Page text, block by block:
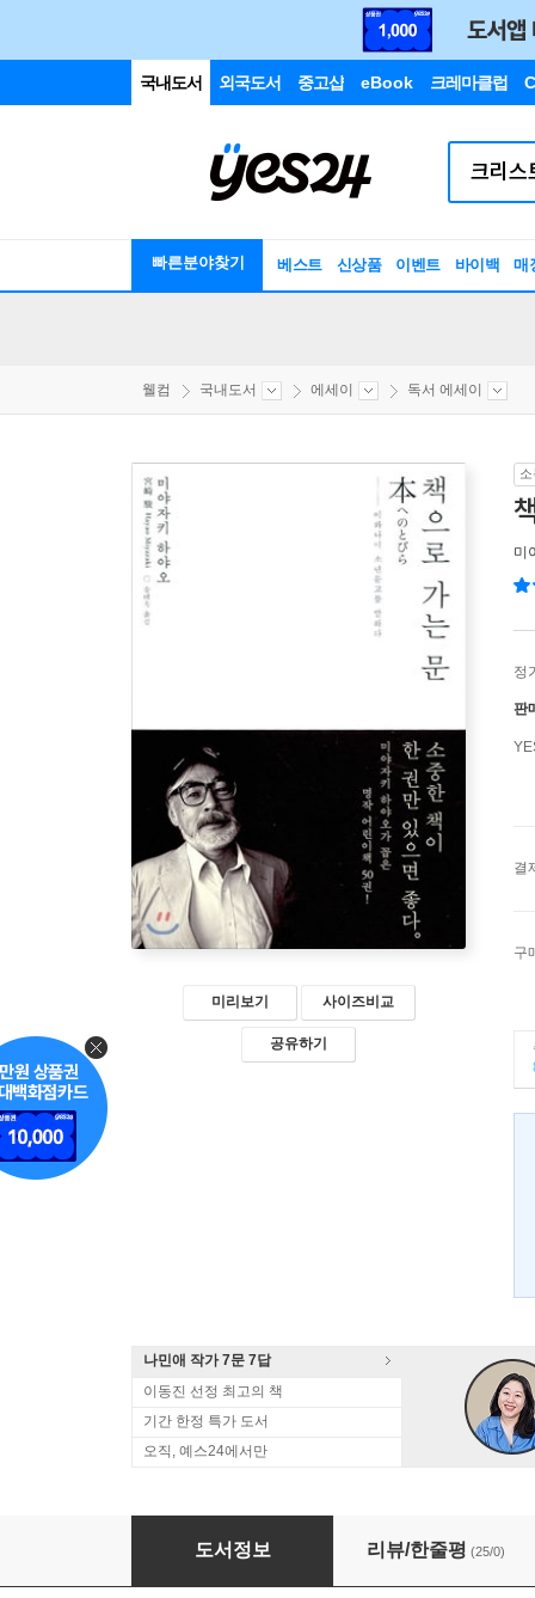
국내도서 외국도서 중고샵 eBook 크레마클럽
빠른분야찾기 베스트 신상품 이벤트 바이백 매
웰컴 국내도서 에세이 독서 에세이
미리보기 사이즈비교
공유하기
미
정
판
결
구
나민애 작가 7문 7답
이동진 선정 최고의 책
기간 한정 특가 도서
오직, 예스24에서만
책으로 가는 문
도서정보 리뷰/한줄평 (25/0)